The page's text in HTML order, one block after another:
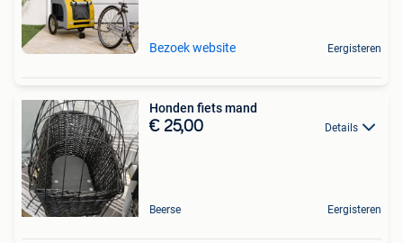
Bezoek website Eergisteren
Honden fiets mand
€ 25,00 Details
Beerse Eergisteren